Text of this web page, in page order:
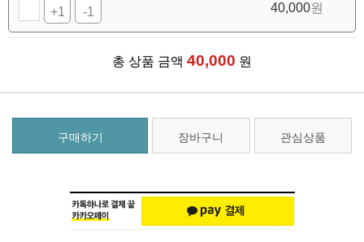
+1 -1 40,000원
총 상품 금액 40,000 원
구매하기 장바구니 관심상품